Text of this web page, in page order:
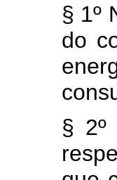
§ 1º
do
§ 2º